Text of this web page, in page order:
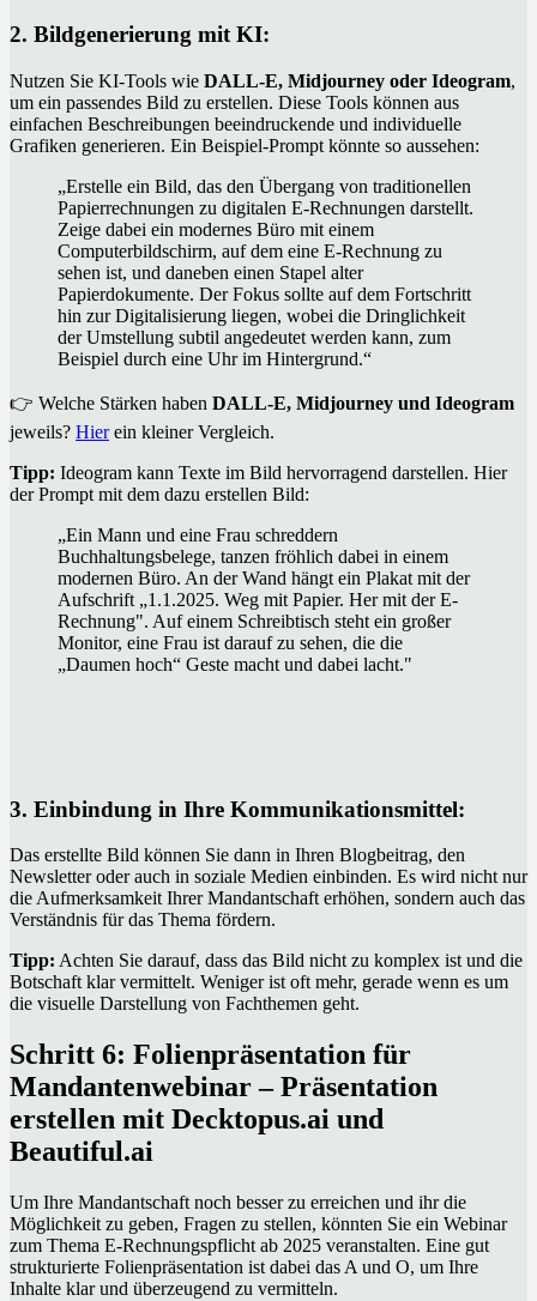
2. Bildgenerierung mit KI:
Nutzen Sie KI-Tools wie DALL-E, Midjourney oder Ideogram,
um ein passendes Bild zu erstellen. Diese Tools können aus
einfachen Beschreibungen beeindruckende und individuelle
Grafiken generieren. Ein Beispiel-Prompt könnte so aussehen:
„Erstelle ein Bild, das den Übergang von traditionellen
Papierrechnungen zu digitalen E-Rechnungen darstellt.
Zeige dabei ein modernes Büro mit einem
Computerbildschirm, auf dem eine E-Rechnung zu
sehen ist, und daneben einen Stapel alter
Papierdokumente. Der Fokus sollte auf dem Fortschritt
hin zur Digitalisierung liegen, wobei die Dringlichkeit
der Umstellung subtil angedeutet werden kann, zum
Beispiel durch eine Uhr im Hintergrund.“
👉 Welche Stärken haben DALL-E, Midjourney und Ideogram
jeweils? Hierein kleiner Vergleich.
Tipp: Ideogram kann Texte im Bild hervorragend darstellen. Hier
der Prompt mit dem dazu erstellen Bild:
„Ein Mann und eine Frau schreddern
Buchhaltungsbelege, tanzen fröhlich dabei in einem
modernen Büro. An der Wand hängt ein Plakat mit der
Aufschrift „1.1.2025. Weg mit Papier. Her mit der E-
Rechnung". Auf einem Schreibtisch steht ein großer
Monitor, eine Frau ist darauf zu sehen, die die
„Daumen hoch“ Geste macht und dabei lacht."
3. Einbindung in Ihre Kommunikationsmittel:
Das erstellte Bild können Sie dann in Ihren Blogbeitrag, den
Newsletter oder auch in soziale Medien einbinden. Es wird nicht nur
die Aufmerksamkeit Ihrer Mandantschaft erhöhen, sondern auch das
Verständnis für das Thema fördern.
Tipp: Achten Sie darauf, dass das Bild nicht zu komplex ist und die
Botschaft klar vermittelt. Weniger ist oft mehr, gerade wenn es um
die visuelle Darstellung von Fachthemen geht.
Schritt 6: Folienpräsentation für
Mandantenwebinar – Präsentation
erstellen mit Decktopus.ai und
Beautiful.ai
Um Ihre Mandantschaft noch besser zu erreichen und ihr die
Möglichkeit zu geben, Fragen zu stellen, könnten Sie ein Webinar
zum Thema E-Rechnungspflicht ab 2025 veranstalten. Eine gut
strukturierte Folienpräsentation ist dabei das A und O, um Ihre
Inhalte klar und überzeugend zu vermitteln.